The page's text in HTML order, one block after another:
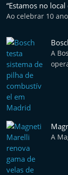
“Estamos no
Ao celebrar 10
A
A